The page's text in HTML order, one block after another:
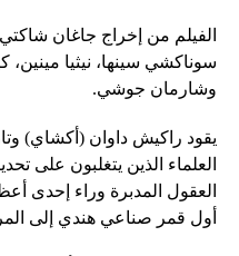
الفيلم من إخراج جاغان
سوناكشي سينها، نيثيا مينين،
وشارمان جوشي.
يقود راكيش داوان (أكشاي)
العلماء الذين يتغلبون على
العقول المدبرة وراء إحدى
أول قمر صناعي هندي إلى